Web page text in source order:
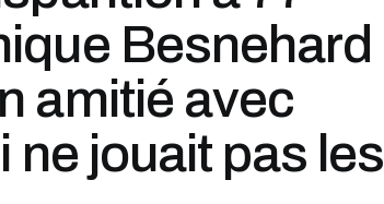
Besnehard
amitié avec
ne jouait pas les